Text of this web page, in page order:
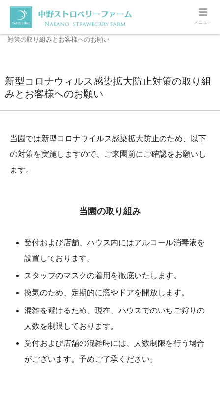
ホーム いちご狩り
新型コロナウィルス感染拡大防止
対策の取り組みとお客様へのお願い
新型コロナウィルス感染拡大防止対策の取り組
みとお客様へのお願い
当園では新型コロナウイルス感染拡大防止のため、以下
の対策を実施しますので、ご来園前にご確認をお願いし
ます。
当園の取り組み
受付および店舗、ハウス内にはアルコール消毒液を
設置しております。
スタッフのマスクの着用を徹底いたします。
換気のため、定期的に窓やドアを開放します。
混雑を避けるため、現在、ハウスでのいちご狩りの
人数を制限しております。
受付および店舗の混雑時には、人数制限を行う場合
がございます。予めご了承ください。
メニュー